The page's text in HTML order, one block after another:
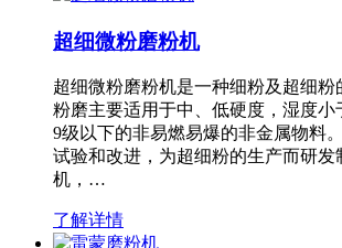
超细微粉磨粉机
超细微粉磨粉机是一种细粉及超细粉
粉磨主要适用于中、低硬度，湿度小
9级以下的非易燃易爆的非金属物料
试验和改进，为超细粉的生产而研发
机，…
了解详情